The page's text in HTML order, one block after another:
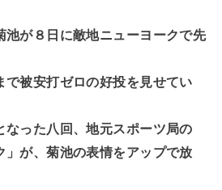
池が８日に敵地ニューヨークで先
で被安打ゼロの好投を見せてい
なった八回、地元スポーツ局の
」が、菊池の表情をアップで放